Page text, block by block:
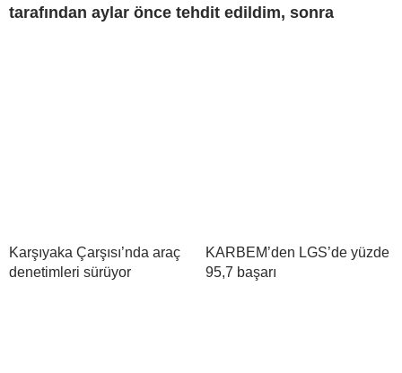
tarafından aylar önce tehdit edildim, sonra
Karşıyaka Çarşısı’nda araç
denetimleri sürüyor
KARBEM’den LGS’de yüzde
95,7 başarı